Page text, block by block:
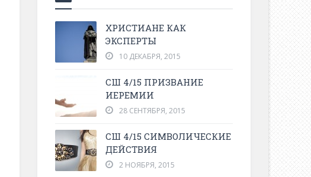
ХРИСТИАНЕ КАК
ЭКСПЕРТЫ
10 ДЕКАБРЯ, 2015
СШ 4/15 ПРИЗВАНИЕ
ИЕРЕМИИ
28 СЕНТЯБРЯ, 2015
СШ 4/15 СИМВОЛИЧЕСКИЕ
ДЕЙСТВИЯ
2 НОЯБРЯ, 2015